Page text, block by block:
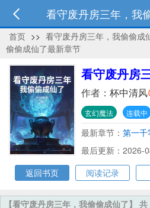
看守废丹房三年，我
首页 >> 看守废丹房三年，我偷偷成
偷偷成仙了最新章节
看守废丹房
作者： 杯中清风
玄幻魔法 连载中
最新章节： 第一千
最后更新：2026-
返回书页
阅读记录
【看守废丹房三年，我偷偷成仙了】